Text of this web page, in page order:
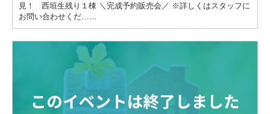
見！ 西垣生残り１棟 ＼完成予約販売会／ ※詳しくはスタッフに
お問い合わせくだ……